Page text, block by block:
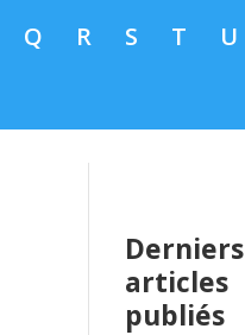
Q R S T U
Derniers
articles
publiés